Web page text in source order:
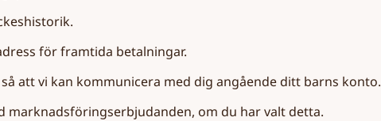
för framtida betalningar.
att vi kan kommunicera med dig angående ditt barns konto.
marknadsföringserbjudanden, om du har valt detta.